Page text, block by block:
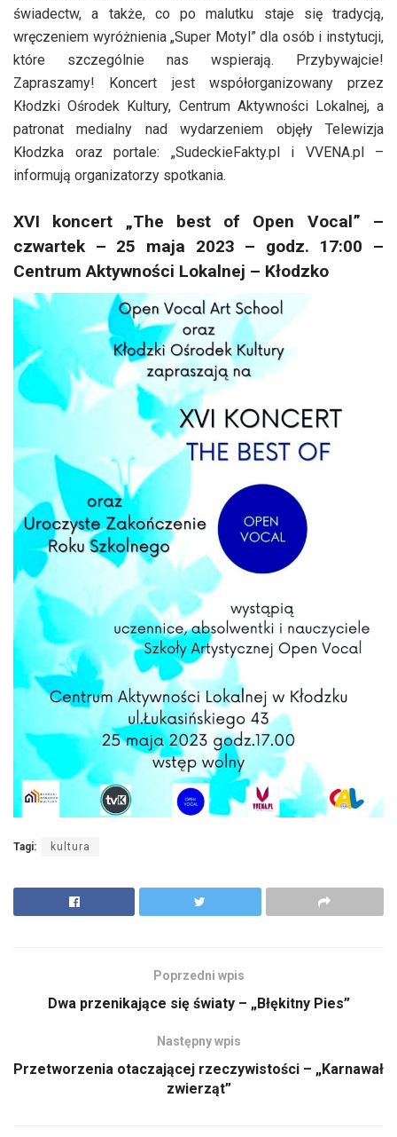
świadectw, a także, co po malutku staje się tradycją,
wręczeniem wyróżnienia „Super Motyl” dla osób i instytucji,
które szczególnie nas wspierają. Przybywajcie!
Zapraszamy! Koncert jest współorganizowany przez
Kłodzki Ośrodek Kultury, Centrum Aktywności Lokalnej, a
patronat medialny nad wydarzeniem objęły Telewizja
Kłodzka oraz portale: „SudeckieFakty.pl i VVENA.pl –
informują organizatorzy spotkania.
XVI koncert „The best of Open Vocal” –
czwartek – 25 maja 2023 – godz. 17:00 –
Centrum Aktywności Lokalnej – Kłodzko
Tagi: kultura
Poprzedni wpis
Dwa przenikające się światy – „Błękitny Pies”
Następny wpis
Przetworzenia otaczającej rzeczywistości – „Karnawał
zwierząt”